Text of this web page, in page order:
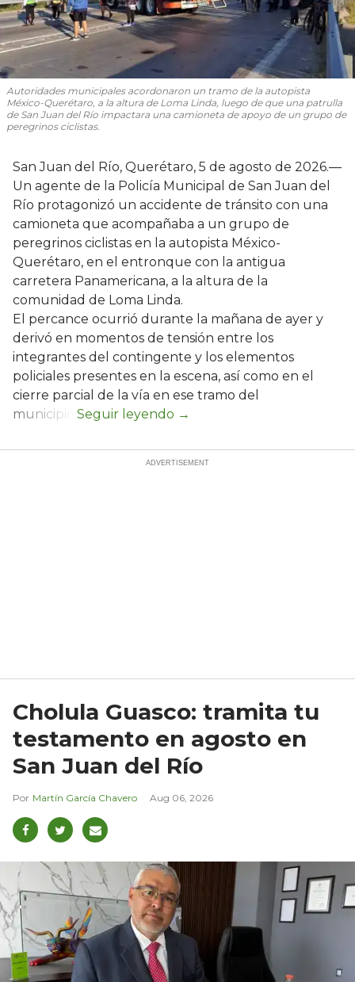
Autoridades municipales acordonaron un tramo de la autopista
México-Querétaro, a la altura de Loma Linda, luego de que una patrulla
de San Juan del Río impactara una camioneta de apoyo de un grupo de
peregrinos ciclistas.
San Juan del Río, Querétaro, 5 de agosto de 2026.—
Un agente de la Policía Municipal de San Juan del
Río protagonizó un accidente de tránsito con una
camioneta que acompañaba a un grupo de
peregrinos ciclistas en la autopista México-
Querétaro, en el entronque con la antigua
carretera Panamericana, a la altura de la
comunidad de Loma Linda.
El percance ocurrió durante la mañana de ayer y
derivó en momentos de tensión entre los
integrantes del contingente y los elementos
policiales presentes en la escena, así como en el
cierre parcial de la vía en ese tramo del
municipio.
Cholula Guasco: tramita tu
testamento en agosto en
San Juan del Río
Martín García Chavero Aug 06, 2026